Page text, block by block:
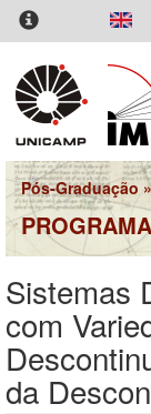
Pular
para
conteúdo
principal
Pós-Graduação »
Sistemas
com
da